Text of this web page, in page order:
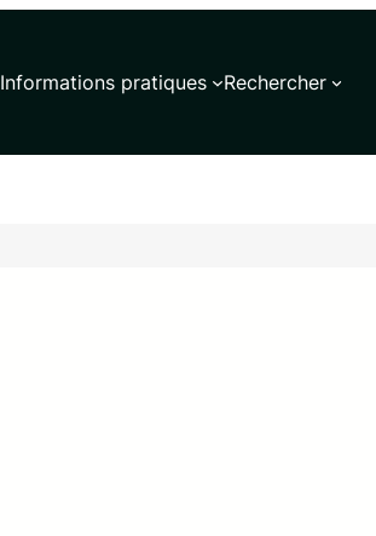
Informations pratiques Rechercher